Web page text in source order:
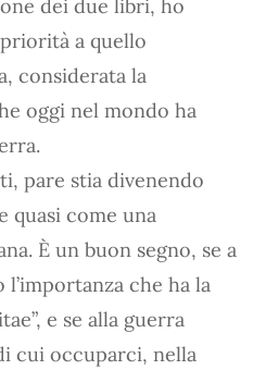
dei due libri, ho
a quello
considerata la
oggi nel mondo ha
pare stia divenendo
quasi come una
È un buon segno, se a
che ha la
e se alla guerra
cui occuparci, nella